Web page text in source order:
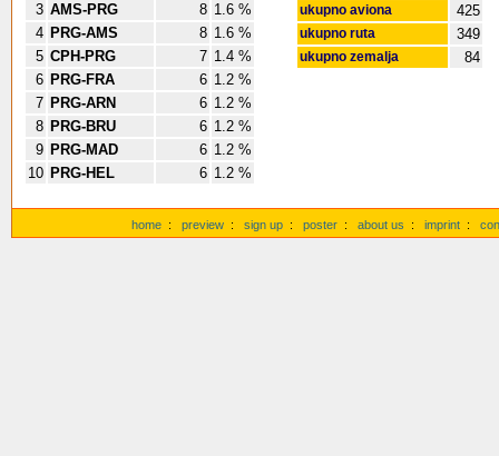
3 AMS-PRG 8 1.6 %
4 PRG-AMS 8 1.6 %
5 CPH-PRG 7 1.4 %
6 PRG-FRA 6 1.2 %
7 PRG-ARN 6 1.2 %
8 PRG-BRU 6 1.2 %
9 PRG-MAD 6 1.2 %
10 PRG-HEL 6 1.2 %
ukupno aviona 425
ukupno ruta 349
ukupno zemalja 84
home : preview : sign up : poster : about us : imprint :